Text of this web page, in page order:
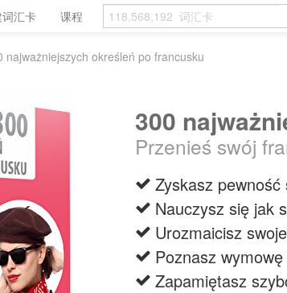
汇卡 课程
najważniejszych określeń po francusku
300
Przenieś swój
Zyskasz pewność
Nauczysz się jak
Urozmaicisz
Poznasz
Zapamiętasz